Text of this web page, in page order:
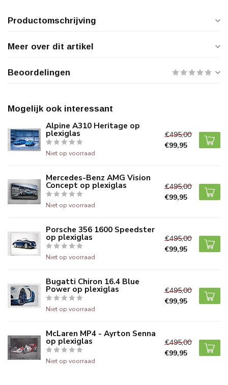
Productomschrijving
Meer over dit artikel
Beoordelingen
Mogelijk ook interessant
Alpine A310 Heritage op
plexiglas
Niet op voorraad
€495,00
€99,95
Mercedes-Benz AMG Vision
Concept op plexiglas
Niet op voorraad
€495,00
€99,95
Porsche 356 1600 Speedster
op plexiglas
Niet op voorraad
€495,00
€99,95
Bugatti Chiron 16.4 Blue
Power op plexiglas
Niet op voorraad
€495,00
€99,95
McLaren MP4 - Ayrton Senna
op plexiglas
Niet op voorraad
€495,00
€99,95